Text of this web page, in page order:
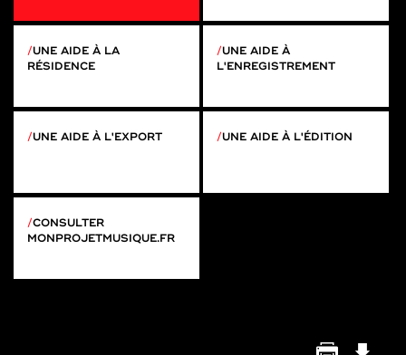
UNE AIDE À LA
RÉSIDENCE
UNE AIDE À
L'ENREGISTREMENT
UNE AIDE À L'EXPORT UNE AIDE À L'ÉDITION
CONSULTER
MONPROJETMUSIQUE.FR